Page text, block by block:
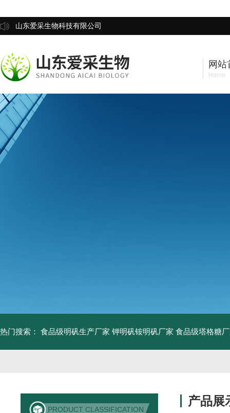
山东爱采生物科技有限公司
网站
Home
热门搜索： 食品级明矾生产厂家 钾明矾铵明矾厂家 食品级塔格糖
PRODUCT CLASSIFICATION
产品展